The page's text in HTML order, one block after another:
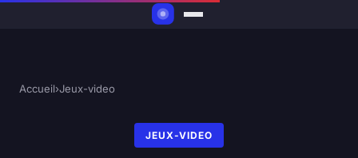
Accueil›Jeux-video
JEUX-VIDEO